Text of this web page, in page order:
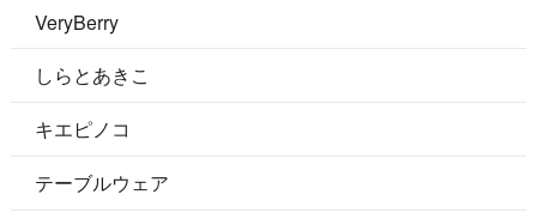
VeryBerry
しらとあきこ
キエピノコ
テーブルウェア